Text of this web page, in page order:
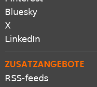
Pinterest
Bluesky
X
ZUSATZANGEBOTE